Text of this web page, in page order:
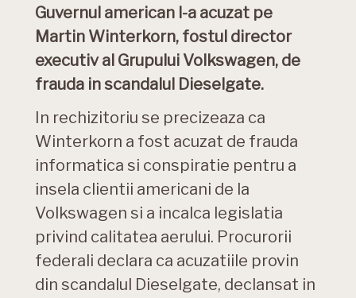
Guvernul american l-a acuzat pe
Martin Winterkorn, fostul director
executiv al Grupului Volkswagen, de
frauda in scandalul Dieselgate.
In rechizitoriu se precizeaza ca
Winterkorn a fost acuzat de frauda
informatica si conspiratie pentru a
insela clientii americani de la
Volkswagen si a incalca legislatia
privind calitatea aerului. Procurorii
federali declara ca acuzatiile provin
din scandalul Dieselgate, declansat in